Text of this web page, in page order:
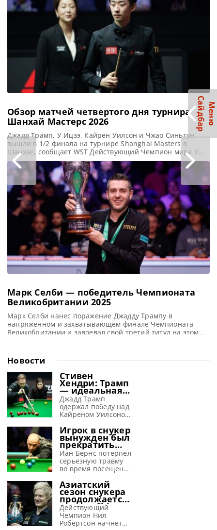
Обзор матчей четвертого дня турнира
Шанхай Мастерс 2026
Джадд Трамп, У Ицзэ, Кайрен Уилсон и Чжао Синьтун
вышли в 1/2 финала на турнире Shanghai Masters в
Шанхае, сообщает WST Действующий Чемпион мира У
Ицзэ одержал напряженную победу со счетом 6-5 над
Шоном Мерфи в повторении финала Чемпионата мира.
Теперь китайский перспективный игрок успешно вышел
в полуфинал Шанхай Мастерс 2026. В первом с 2002
Марк Селби — победитель Чемпионата
Великобритании 2025
Марк Селби нанес поражение Джадду Трампу в
напряженном и захватывающем финале Чемпионата
Великобритании и завоевал свой третий титул на этом
сумел вырвать победу со счетом 10-8 и в третий раз в
карьере стать обладателем титула Чемпиона
Великобритании (UK Championship). Этот триумф стал
Новости
Стивен
Хендри: Трамп
— идеальная
машина для
завоевания
побед
Джадд Трамп
одержал победу над
Кайреном Уилсоном
Мастерс 2026 и, по
словам Хендри,
просто создан для
успеха в снукере,
сообщает WST
Стивен Хендри
Трамп способен
вновь обрести свою
лучшую форму в
текущем сезоне. Эти
размышления он
высказал в
Игрок в снукер
вынужден был
прекратить
выступления
из-за
серьезной
травмы,
полученной на
аттракционе
Иан Бернс потерпел
серьезную травму
во время посещения
вынужден
пропустить начало
снукерного сезона
2026-27, сообщает
metrouk Иан Бернс
провел две недели в
Азиатский
сезон снукера
продолжается:
турнир China
Open 2026
предлагает
Действующий
Чемпион Нил
Робертсон начнет
М
е
н
ю
Са
й
д
б
а
р